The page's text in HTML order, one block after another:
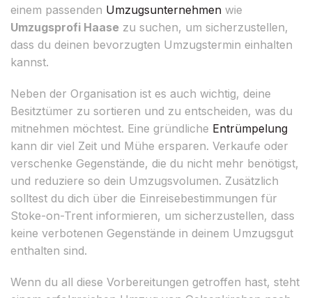
einem passenden Umzugsunternehmen wie
Umzugsprofi Haase zu suchen, um sicherzustellen,
dass du deinen bevorzugten Umzugstermin einhalten
kannst.
Neben der Organisation ist es auch wichtig, deine
Besitztümer zu sortieren und zu entscheiden, was du
mitnehmen möchtest. Eine gründliche Entrümpelung
kann dir viel Zeit und Mühe ersparen. Verkaufe oder
verschenke Gegenstände, die du nicht mehr benötigst,
und reduziere so dein Umzugsvolumen. Zusätzlich
solltest du dich über die Einreisebestimmungen für
Stoke-on-Trent informieren, um sicherzustellen, dass
keine verbotenen Gegenstände in deinem Umzugsgut
enthalten sind.
Wenn du all diese Vorbereitungen getroffen hast, steht